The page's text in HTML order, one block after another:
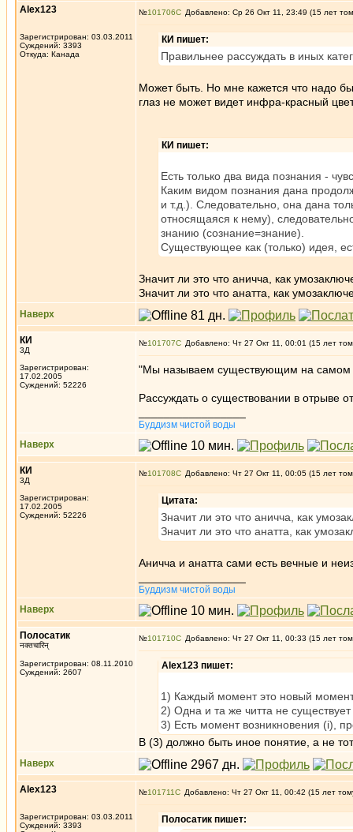
Alex123
Зарегистрирован: 03.03.2011
Суждений: 3393
Откуда: Канада
№101706 Добавлено: Ср 26 Окт 11, 23:49 (15 лет
КИ пишет:
Правильнее рассуждать в иных
Может быть. Но мне кажется что надо
глаз не может видет инфра-красный
КИ пишет:
Есть только два вида познания -
Каким видом познания дана
и т.д.). Следовательно, она дана
относящаяся к нему),
знанию (сознание=знание).
Существующее как (только) идея,
Значит ли это что аничча, как
Значит ли это что анатта, как
Наверх
КИ
3Д
Зарегистрирован:
17.02.2005
Суждений: 52226
№101707 Добавлено: Чт 27 Окт 11, 00:01 (15 лет
"Мы называем существующим на самом
Рассуждать о существовании в отрыве
Буддизм чистой воды
Наверх
КИ
3Д
Зарегистрирован:
17.02.2005
Суждений: 52226
№101708 Добавлено: Чт 27 Окт 11, 00:05 (15 лет
Цитата:
Значит ли это что аничча, как
Значит ли это что анатта, как
Аничча и анатта сами есть вечные и
Буддизм чистой воды
Наверх
Полосатик
नक्तचारिन्
Зарегистрирован: 08.11.2010
Суждений: 2607
№101710 Добавлено: Чт 27 Окт 11, 00:33 (15 лет
Alex123 пишет:
1) Каждый момент это новый
2) Одна и та же читта не
3) Есть момент возникновения (i),
В (3) должно быть иное понятие, а не
Наверх
Alex123
Зарегистрирован: 03.03.2011
Суждений: 3393
№101711 Добавлено: Чт 27 Окт 11, 00:42 (15 лет
Полосатик пишет: